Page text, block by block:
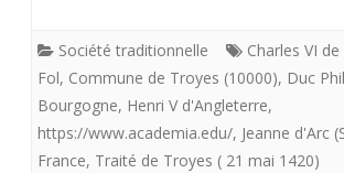
Anniversaire
du
Société traditionnelle
Charles VI
Fol, Commune de Troyes (10000), Duc
Bourgogne, Henri V d'Angleterre,
https://www.academia.edu/, Jeanne d'Arc
France, Traité de Troyes ( 21 mai 1420)